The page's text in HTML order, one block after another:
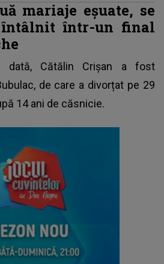
mariaje eșuate, se
într-un final
dată, Cătălin Crișan a fost
, de care a divorțat pe 29
14 ani de căsnicie.